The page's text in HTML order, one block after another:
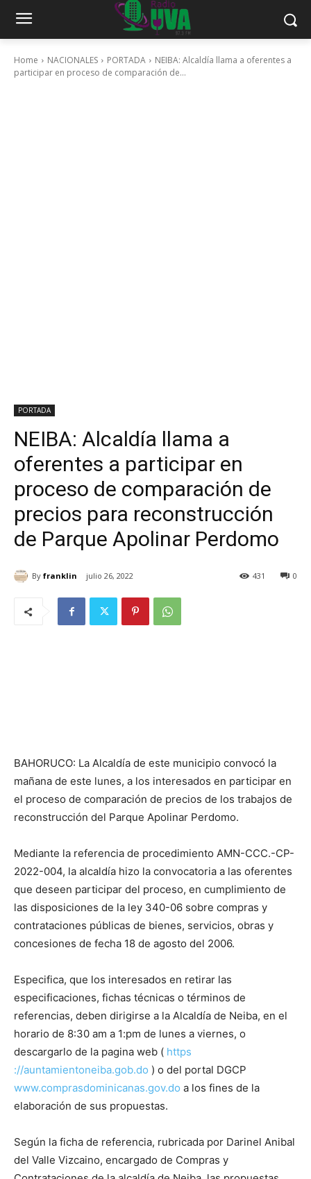
Home NACIONALES PORTADA
NEIBA: Alcaldía llama a oferentes a
participar en proceso de comparación de...
PORTADA
NEIBA: Alcaldía llama a
oferentes a participar en
proceso de comparación de
precios para reconstrucción
de Parque Apolinar Perdomo
By franklin julio 26, 2022 0
431
BAHORUCO: La Alcaldía de este municipio convocó la
mañana de este lunes, a los interesados ​​en participar en
el proceso de comparación de precios de los trabajos de
reconstrucción del Parque Apolinar Perdomo.
Mediante la referencia de procedimiento AMN-CCC.-CP-
2022-004, la alcaldía hizo la convocatoria a las oferentes
que deseen participar del proceso, en cumplimiento de
las disposiciones de la ley 340-06 sobre compras y
contrataciones públicas de bienes, servicios, obras y
concesiones de fecha 18 de agosto del 2006.
Especifica, que los interesados ​​en retirar las
especificaciones, fichas técnicas o términos de
referencias, deben dirigirse a la Alcaldía de Neiba, en el
horario de 8:30 am a 1:pm de lunes a viernes, o
descargarlo de la pagina web ( https
://auntamientoneiba.gob.do ) o del portal DGCP
www.comprasdominicanas.gov.do a los fines de la
elaboración de sus propuestas.
Según la ficha de referencia, rubricada por Darinel Anibal
del Valle Vizcaino, encargado de Compras y